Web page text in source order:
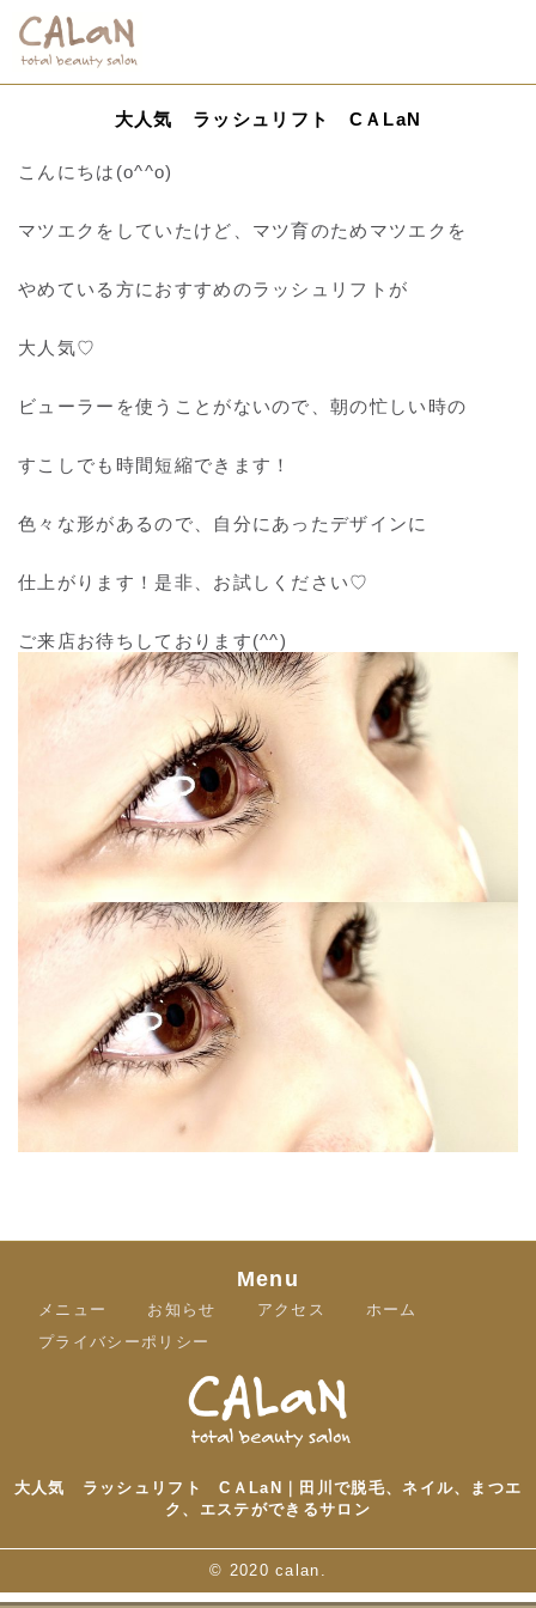
大人気 ラッシュリフト CＡLaN｜田川で脱毛、ネイル、まつエ
ク、エステができるサロン
大人気 ラッシュリフト CＡLaN
こんにちは(o^^o)
マツエクをしていたけど、マツ育のためマツエクを
やめている方におすすめのラッシュリフトが
大人気♡
ビューラーを使うことがないので、朝の忙しい時の
すこしでも時間短縮できます！
色々な形があるので、自分にあったデザインに
仕上がります！是非、お試しください♡
ご来店お待ちしております(^^)
Menu
メニュー お知らせ アクセス
ホーム
プライバシーポリシー
© 2020 calan.